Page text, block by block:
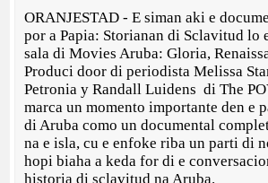
ORANJESTAD - E siman aki e
por a Papia: Storianan di Sclavitud lo
sala di Movies Aruba: Gloria,
Produci door di periodista Melissa
Petronia y Randall Luidens di The
marca un momento importante den e
di Aruba como un documental
na e isla, cu e enfoke riba un parti di
hopi biaha a keda for di e
historia di sclavitud na Aruba.